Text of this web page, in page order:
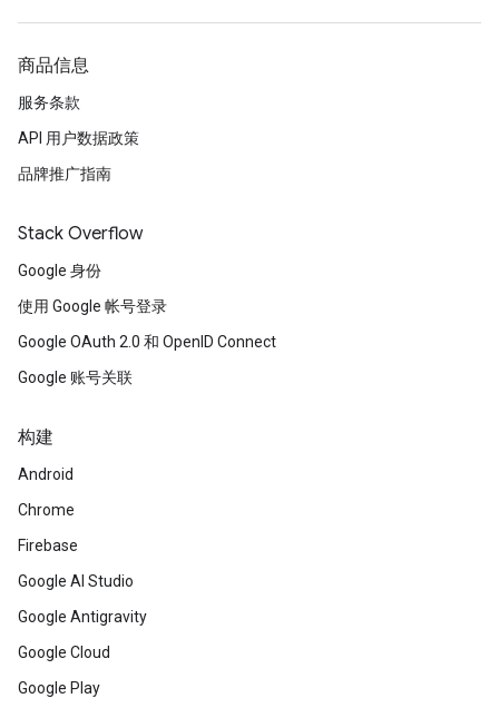
商品信息
服务条款
API 用户数据政策
品牌推广指南
Stack Overflow
Google 身份
使用 Google 帐号登录
Google OAuth 2.0 和 OpenID Connect
Google 账号关联
构建
Android
Chrome
Firebase
Google AI Studio
Google Antigravity
Google Cloud
Google Play